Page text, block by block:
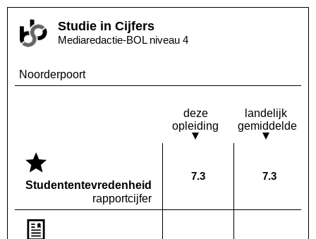
Studie in Cijfers
Mediaredactie-BOL niveau 4
Noorderpoort
deze
opleiding
landelijk
gemiddelde
Studenten­tevredenheid
rapportcijfer
Deze opleiding:
7.3 Landelijk
7.3